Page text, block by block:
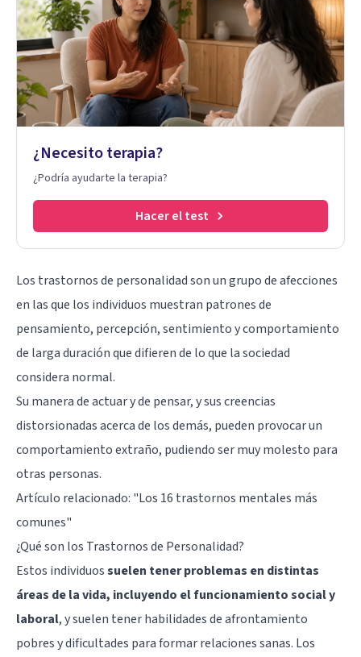
¿Necesito terapia?
¿Podría ayudarte la terapia?
Hacer el test
Los trastornos de personalidadson un grupo de afecciones
en las que los individuos muestran patrones de
pensamiento, percepción, sentimiento y comportamiento
de larga duración que difieren de lo que la sociedad
considera normal.
Su manera de actuar y de pensar, y sus creencias
distorsionadas acerca de los demás, pueden provocar un
comportamiento extraño, pudiendo ser muy molesto para
otras personas.
Artículo relacionado: "Los 16 trastornos mentales más
comunes"
¿Qué son los Trastornos de Personalidad?
Estos individuossuelen tener problemas en distintas
áreas de la vida, incluyendo el funcionamiento social y
laboral, y suelen tener habilidades de afrontamiento
pobres y dificultades para formar relaciones sanas. Los